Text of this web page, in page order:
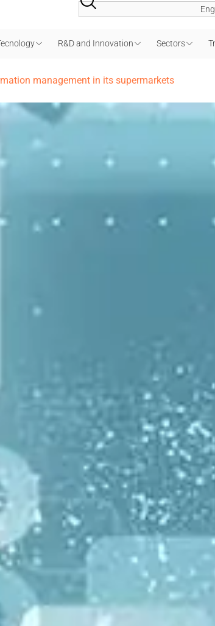
R&D and Innovation Sectors
management in its supermarkets